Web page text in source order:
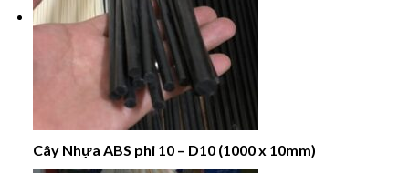
Cây Nhựa ABS phi 10 – D10 (1000 x 10mm)